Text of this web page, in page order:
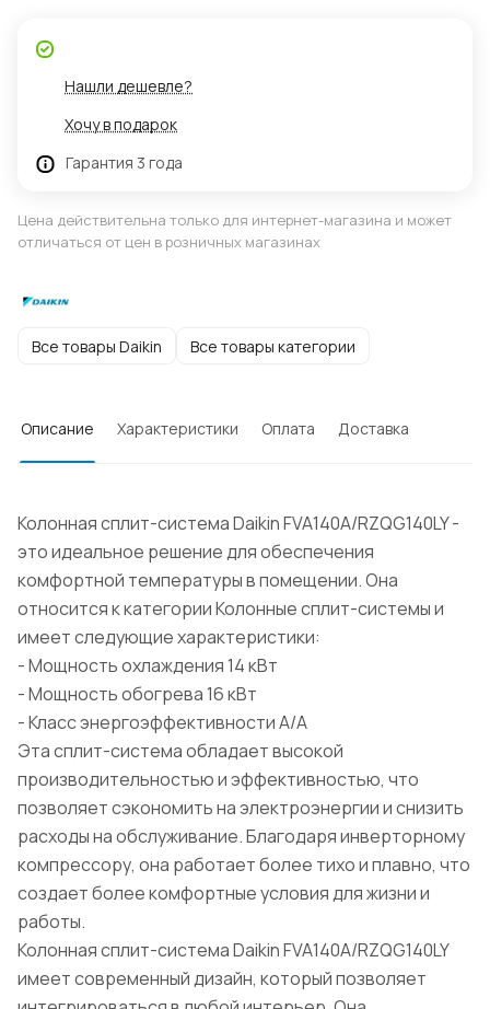
Нашли дешевле?
Хочу в подарок
Гарантия 3 года
Цена действительна только для интернет-магазина и может
отличаться от цен в розничных магазинах
Все товары Daikin Все товары категории
Описание Характеристики Оплата Доставка
Колонная сплит-система Daikin FVA140A/RZQG140LY -
это идеальное решение для обеспечения
комфортной температуры в помещении. Она
относится к категории Колонные сплит-системы и
имеет следующие характеристики:
- Мощность охлаждения 14 кВт
- Мощность обогрева 16 кВт
- Класс энергоэффективности A/A
Эта сплит-система обладает высокой
производительностью и эффективностью, что
позволяет сэкономить на электроэнергии и снизить
расходы на обслуживание. Благодаря инверторному
компрессору, она работает более тихо и плавно, что
создает более комфортные условия для жизни и
работы.
Колонная сплит-система Daikin FVA140A/RZQG140LY
имеет современный дизайн, который позволяет